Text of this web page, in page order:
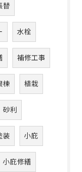
替
水栓
補修工事
棟 植栽
砂利
装 小庇
小庇修繕